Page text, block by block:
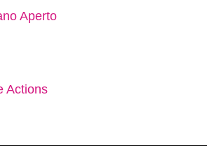
Aperto
Actions